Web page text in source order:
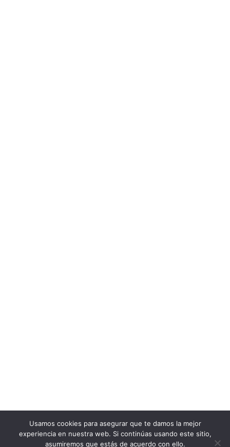
Usamos cookies para asegurar que te damos la mejor
experiencia en nuestra web. Si continúas usando este sitio,
asumiremos que estás de acuerdo con ello.